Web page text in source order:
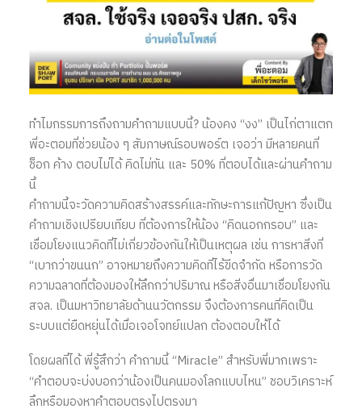
ทำไมกรรมการถึงถามคำถามแบบนี้? น้องคง “งง” เป็นไก่ตาแตก
พี่อะตอมที่ช่วยน้อง ๆ สัมภาษณ์รอบพอร์ต เจอว่า มีหลายคนที่
ช็อก ค้าง ตอบไม่ได้ คิดไม่ทัน และ 50% ที่ตอบได้และผ่านคำถาม
นี้
คำถามนี้จะวัดความคิดสร้างสรรค์และทักษะการแก้ปัญหา ซึ่งเป็น
คำถามเชิงเปรียบเทียบ ที่ต้องการให้น้อง “คิดนอกกรอบ” และ
เชื่อมโยงแนวคิดที่ไม่เกี่ยวข้องกันให้เป็นเหตุผล เช่น การหาสิ่งที่
“เบากว่าขนนก” อาจหมายถึงความคิดที่ไร้ขีดจำกัด หรือการวัด
ความฉลาดที่ต้องมองให้ลึกกว่าปริมาณ หรือสิ่งอื่นมาเชื่อมโยงกัน
สจล. เป็นมหาวิทยาลัยด้านนวัตกรรม จึงต้องการคนที่คิดเป็น
ระบบแต่ยืดหยุ่นได้เมื่อเจอโจทย์แปลก ต้องตอบให้ได้
โดยผลที่ได้ พี่รู้สึกว่า คำถามนี้ “Miracle” สำหรับพี่มากเพราะ
“คำตอบจะบ่งบอกว่าน้องเป็นคนมองโลกแบบไหน” ชอบวิเคราะห์
ลึกหรือมองหาคำตอบตรงไปตรงมา